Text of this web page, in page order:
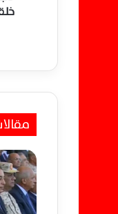
ا
م
ا
ا
ن
ت
ظ
ا